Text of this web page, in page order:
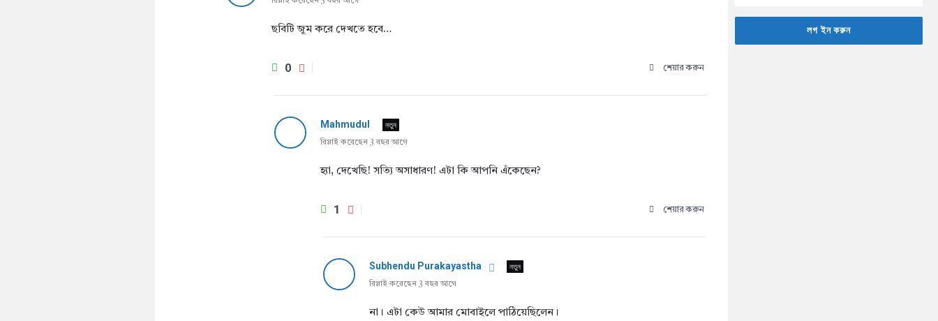
ছবিটি জুম করে দেখতে হবে…
0 শেয়ার করুন
Mahmudul নতুন
রিপ্লাই করেছেন 3 বছর আগে
হ্যা, দেখেছি! সত্যি অসাধারণ! এটা কি আপনি এঁকেছেন?
1 শেয়ার করুন
Subhendu Purakayastha নতুন
রিপ্লাই করেছেন 3 বছর আগে
না। এটা কেউ আমার মোবাইলে পাঠিয়েছিলেন।
লগ ইন করুন